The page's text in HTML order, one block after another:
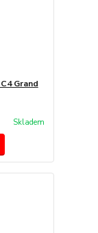
Grand
Skladem